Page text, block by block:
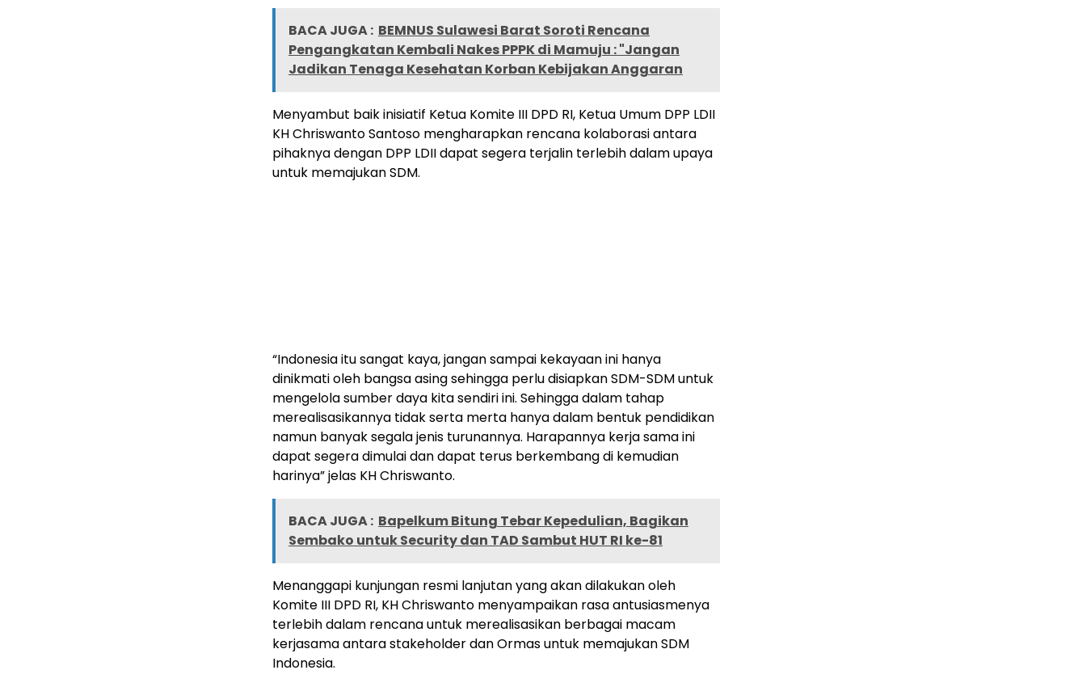
BACA JUGA : BEMNUS Sulawesi Barat Soroti Rencana
Pengangkatan Kembali Nakes PPPK di Mamuju : "Jangan
Jadikan Tenaga Kesehatan Korban Kebijakan Anggaran
Menyambut baik inisiatif Ketua Komite III DPD RI, Ketua Umum DPP LDII
KH Chriswanto Santoso mengharapkan rencana kolaborasi antara
pihaknya dengan DPP LDII dapat segera terjalin terlebih dalam upaya
untuk memajukan SDM.
“Indonesia itu sangat kaya, jangan sampai kekayaan ini hanya
dinikmati oleh bangsa asing sehingga perlu disiapkan SDM-SDM untuk
mengelola sumber daya kita sendiri ini. Sehingga dalam tahap
merealisasikannya tidak serta merta hanya dalam bentuk pendidikan
namun banyak segala jenis turunannya. Harapannya kerja sama ini
dapat segera dimulai dan dapat terus berkembang di kemudian
harinya” jelas KH Chriswanto.
BACA JUGA : Bapelkum Bitung Tebar Kepedulian, Bagikan
Sembako untuk Security dan TAD Sambut HUT RI ke-81
Menanggapi kunjungan resmi lanjutan yang akan dilakukan oleh
Komite III DPD RI, KH Chriswanto menyampaikan rasa antusiasmenya
terlebih dalam rencana untuk merealisasikan berbagai macam
kerjasama antara stakeholder dan Ormas untuk memajukan SDM
Indonesia.